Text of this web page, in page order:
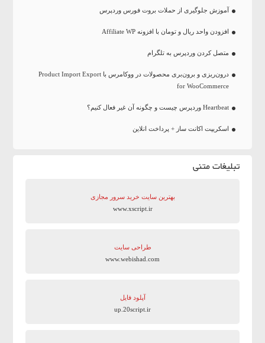
آموزش جلوگیری از حملات بروت فورس وردپرس
افزودن واحد ریال و تومان با افزونه Affiliate WP
متصل کردن وردپرس به تلگرام
درون‌ریزی و برون‌بری محصولات در ووکامرس با Product Import Export
for WooCommerce
Heartbeat وردپرس چیست و چگونه آن غیر فعال کنیم؟
اسکریپت اکانت ساز + پرداخت انلاین
تبلیغات متنی
بهترین سایت‌ خرید سرور مجازی
www.xscript.ir
طراحی سایت
www.webishad.com
آپلود فایل
up.20script.ir